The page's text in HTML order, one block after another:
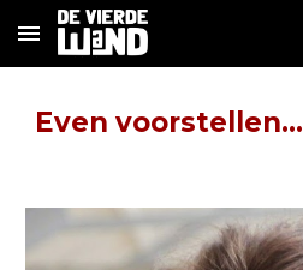
Skip to main content
Even voorstellen...